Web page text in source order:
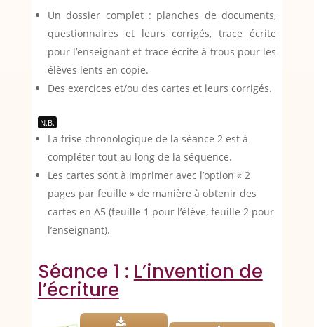
Un dossier complet : planches de documents,
questionnaires et leurs corrigés, trace écrite
pour l’enseignant et trace écrite à trous pour les
élèves lents en copie.
Des exercices et/ou des cartes et leurs corrigés.
N.B.
La frise chronologique de la séance 2 est à
compléter tout au long de la séquence.
Les cartes sont à imprimer avec l’option « 2
pages par feuille » de manière à obtenir des
cartes en A5 (feuille 1 pour l’élève, feuille 2 pour
l’enseignant).
Séance 1 : L’invention de
l’écriture